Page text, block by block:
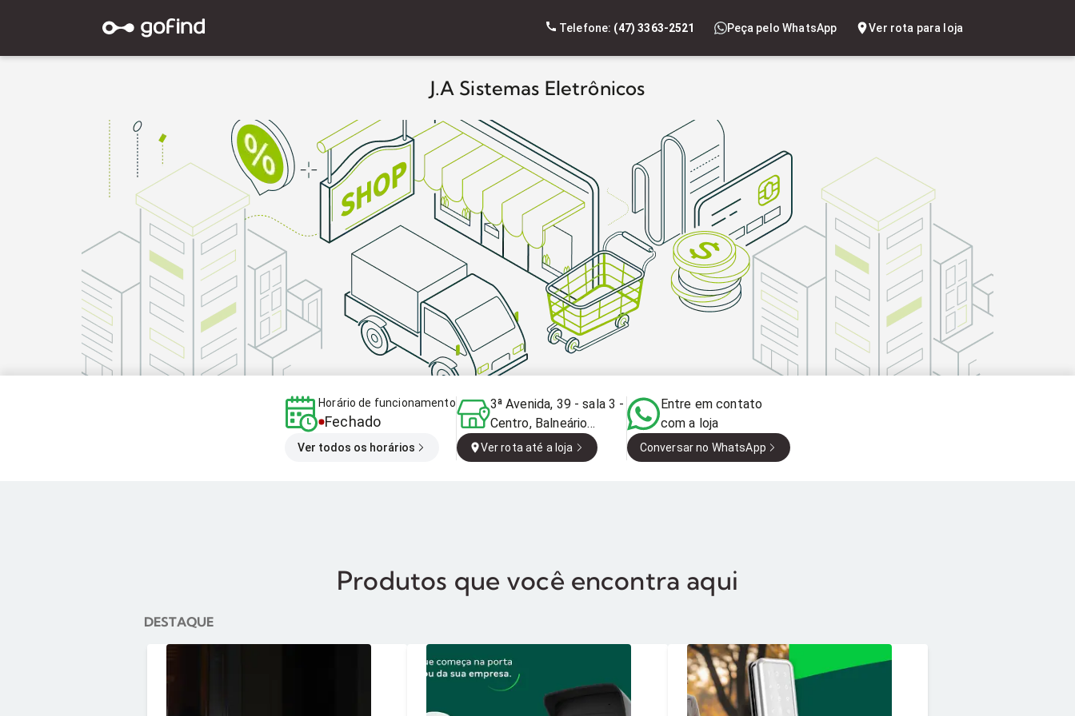
Telefone: (47) 3363-2521 Peça pelo WhatsApp Ver rota para loja
J.A Sistemas Eletrônicos
Horário de funcionamento
Fechado
Ver todos os horários
3ª Avenida, 39 - sala 3 -
Centro, Balneário
Camboriú - SC, 88330-
083, Brasil
Ver rota até a loja
Entre em contato
com a loja
Conversar no WhatsApp
Produtos que você encontra aqui
DESTAQUE